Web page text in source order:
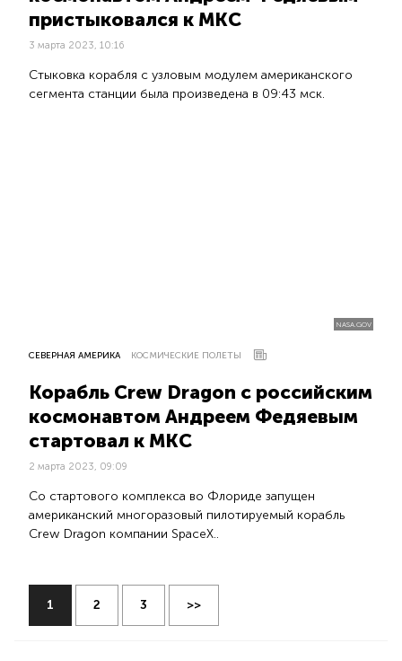
пристыковался к МКС
3 марта 2023, 10:16
Cтыковка корабля с узловым модулем американского
сегмента станции была произведена в 09:43 мск.
NASA.GOV
СЕВЕРНАЯ АМЕРИКА КОСМИЧЕСКИЕ ПОЛЕТЫ
Корабль Crew Dragon с российским
космонавтом Андреем Федяевым
стартовал к МКС
2 марта 2023, 09:09
Со стартового комплекса во Флориде запущен
американский многоразовый пилотируемый корабль
Crew Dragon компании SpaceX..
1 2 3 >>